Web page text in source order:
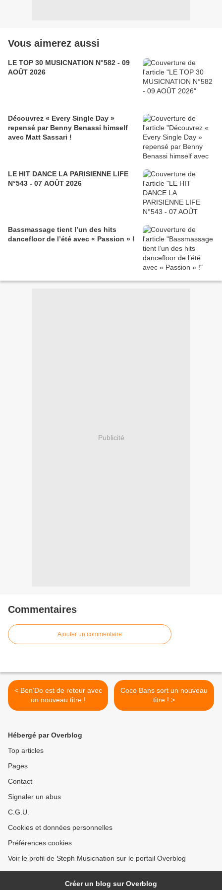
Vous aimerez aussi
LE TOP 30 MUSICNATION N°582 - 09
AOÛT 2026
Découvrez « Every Single Day »
repensé par Benny Benassi himself
avec Matt Sassari !
LE HIT DANCE LA PARISIENNE LIFE
N°543 - 07 AOÛT 2026
Bassmassage tient l’un des hits
dancefloor de l’été avec « Passion » !
Publicité
Commentaires
Ajouter un commentaire
< Ben’Do est de retour avec
un nouveau titre !
Coco Bans sort un nouveau
titre ! >
Hébergé par Overblog
Top articles
Pages
Contact
Signaler un abus
C.G.U.
Cookies et données personnelles
Préférences cookies
Voir le profil de Steph Musicnation sur le portail Overblog
Créer un blog sur Overblog